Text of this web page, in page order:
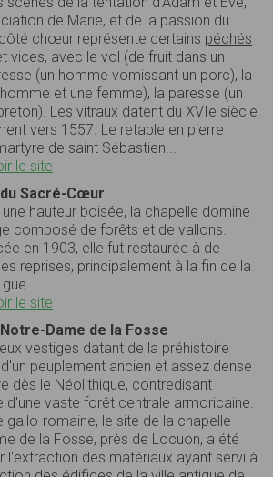
de Marie, et de la passion du
chœur représente certains péchés
vices, avec le vol (de fruit dans un
(un homme vomissant un porc), la
homme et une femme), la paresse (un
Les vitraux datent du XVIe siècle
vers 1557. Le retable en pierre
de saint Sébastien...
le site
Sacré-Cœur
une hauteur boisée, la chapelle domine
composé de forêts et de vallons.
en 1903, elle fut restaurée à de
reprises, principalement à la fin de la
le site
Dame de la Fosse
vestiges datant de la préhistoire
peuplement ancien et assez dense
dès le Néolithique, contredisant
d'une vaste forêt centrale armoricaine.
gallo-romaine, le site de la chapelle
de la Fosse, près de Locuon, a été
l'extraction des matériaux ayant servi à